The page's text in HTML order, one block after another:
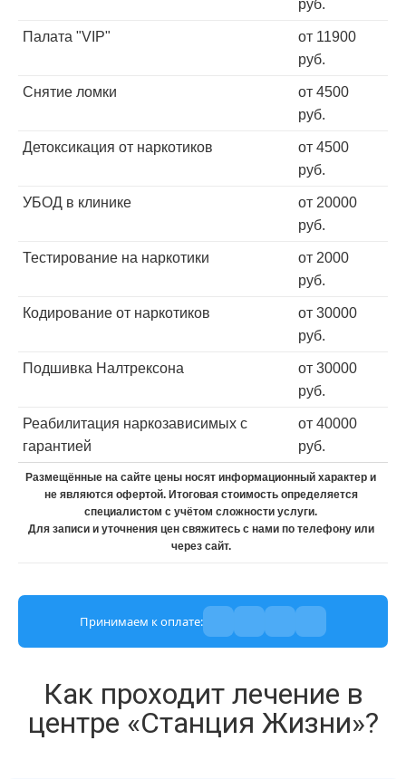
руб.
Палата "VIP"
от 11900
руб.
Снятие ломки
от 4500
руб.
Детоксикация от наркотиков
от 4500
руб.
УБОД в клинике
от 20000
руб.
Тестирование на наркотики
от 2000
руб.
Кодирование от наркотиков
от 30000
руб.
Подшивка Налтрексона
от 30000
руб.
Реабилитация наркозависимых с
гарантией
от 40000
руб.
Размещённые на сайте цены носят информационный характер и
не являются офертой. Итоговая стоимость определяется
специалистом с учётом сложности услуги.
Для записи и уточнения цен свяжитесь с нами по телефону или
через сайт.
Принимаем к оплате:
Как проходит лечение в
центре «Станция Жизни»?